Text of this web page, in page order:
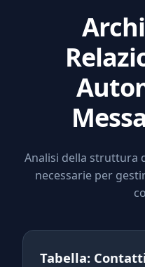
Analisi della struttura
necessarie per
Tabella: